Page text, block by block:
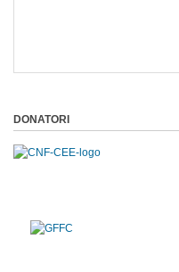
DONATORI